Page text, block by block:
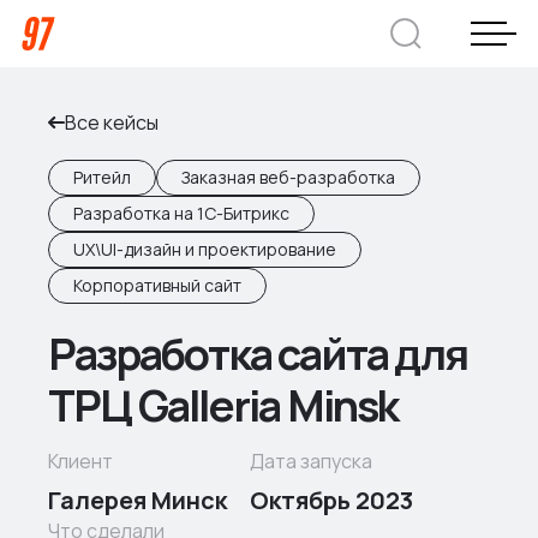
CEO Nineseven
Оставить заявку
Кейсы
Компания
О нас
Преимущества
Услуги
Заказная веб-разработка
Все кейсы
Ритейл
Заказная веб-разработка
Разработка на 1С-Битрикс
UX\UI-дизайн и проектирование
Корпоративный сайт
Разработка сайта для
ТРЦ Galleria Minsk
Клиент
Галерея Минск
Дата запуска
Октябрь 2023
Что сделали